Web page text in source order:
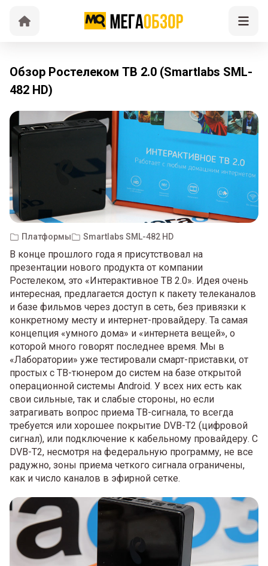
Обзор Ростелеком ТВ 2.0 (Smartlabs SML-
482 HD)
Платформы Smartlabs SML-482 HD
В конце прошлого года я присутствовал на
презентации нового продукта от компании
Ростелеком, это «Интерактивное ТВ 2.0». Идея очень
интересная, предлагается доступ к пакету телеканалов
и базе фильмов через доступ в сеть, без привязки к
конкретному месту и интернет-провайдеру. Та самая
концепция «умного дома» и «интернета вещей», о
которой много говорят последнее время. Мы в
«Лаборатории» уже тестировали смарт-приставки, от
простых с ТВ-тюнером до систем на базе открытой
операционной системы Android. У всех них есть как
свои сильные, так и слабые стороны, но если
затрагивать вопрос приема ТВ-сигнала, то всегда
требуется или хорошее покрытие DVB-T2 (цифровой
сигнал), или подключение к кабельному провайдеру. С
DVB-T2, несмотря на федеральную программу, не все
радужно, зоны приема четкого сигнала ограничены,
как и число каналов в эфирной сетке.